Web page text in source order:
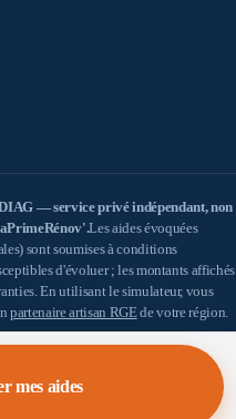
— service privé indépendant, non
Les aides évoquées
sont soumises à conditions
d'évoluer ; les montants affichés
En utilisant le simulateur, vous
partenaire artisan RGEde votre région.
933 353 00010 — Siège : 18 allée
— Médiateur de la
mes aides